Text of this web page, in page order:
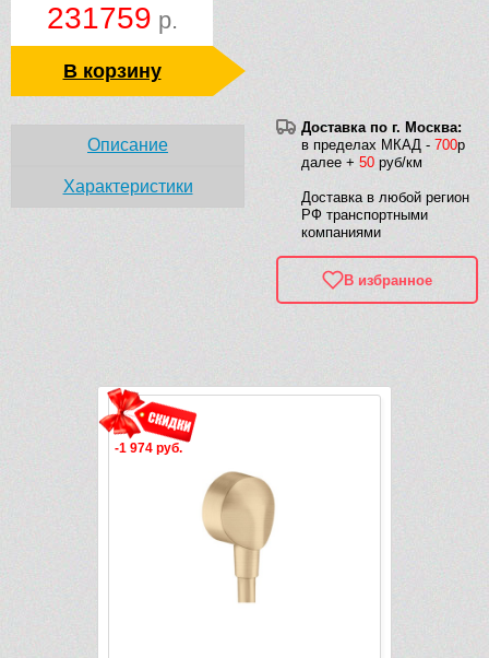
231759 р.
В корзину
Доставка по г. Москва:
в пределах МКАД - 700р
далее + 50 руб/км
Доставка в любой регион
РФ транспортными
компаниями
В избранное
Описание
Характеристики
-1 974 руб.